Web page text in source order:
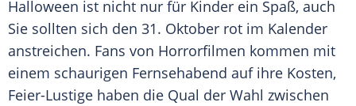
Halloween ist nicht nur für Kinder ein Spaß, auch
Sie sollten sich den 31. Oktober rot im Kalender
anstreichen. Fans von Horrorfilmen kommen mit
einem schaurigen Fernsehabend auf ihre Kosten,
Feier-Lustige haben die Qual der Wahl zwischen